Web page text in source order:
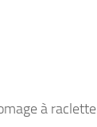
à raclette